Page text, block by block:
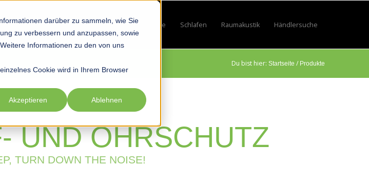
darüber zu sammeln, wie Sie
zu verbessern und anzupassen, sowie
Informationen zu den von uns
Cookie wird in Ihrem Browser
Akzeptieren Ablehnen
Startseite HobbyShow submenu for Hobby
SportShow submenu for Sport
Beruf Show submenu for Beruf
Lifestyle Show submenu for Lifestyle
Schlafen Show submenu for Schlafen
Raumakustik Show submenu for Raumakustik
Händlersuche
Du bist hier: Startseite / Produkte
UND OHRSCHUTZ
TURN DOWN THE NOISE!